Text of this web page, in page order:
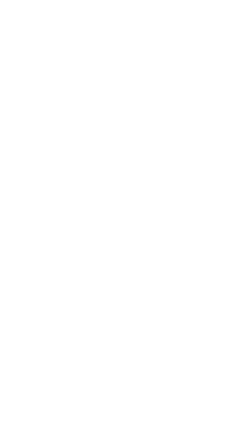
個人家庭的任何服務。
的所設計，以及針對員工
部使用的任何服務 (簡稱
務專為消費者量身打造，
於小型企業。
來存取和使用服務。請務
新的帳戶資訊 (包括有效
訊為最新。若非如此，
下的帳戶。您的帳戶專用
在特定服務允許的情況
不得出於任何目的使用此
允許他人使用閣下的帳戶
的方式存取其他使用者的